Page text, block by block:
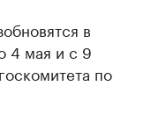
в
4 мая и с 9
по